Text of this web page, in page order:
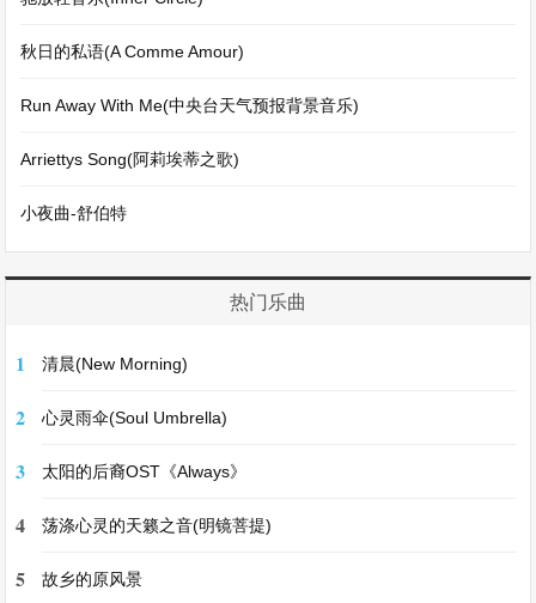
秋日的私语(A Comme Amour)
Run Away With Me(中央台天气预报背景音乐)
Arriettys Song(阿莉埃蒂之歌)
小夜曲-舒伯特
热门乐曲
1 清晨(New Morning)
2 心灵雨伞(Soul Umbrella)
3 太阳的后裔OST《Always》
4 荡涤心灵的天籁之音(明镜菩提)
5 故乡的原风景